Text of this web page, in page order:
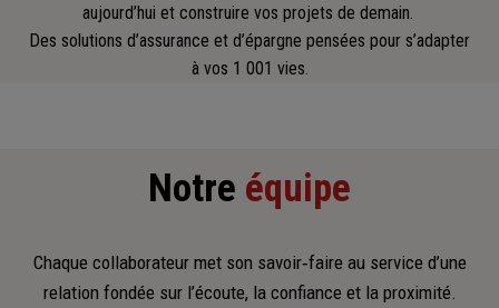
aujourd’hui et construire vos projets de demain.
Des solutions d’assurance et d’épargne pensées pour s’adapter
à vos 1 001 vies.
Notre équipe
Chaque collaborateur met son savoir‑faire au service d’une
relation fondée sur l’écoute, la confiance et la proximité.